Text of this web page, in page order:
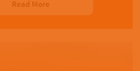
Read More